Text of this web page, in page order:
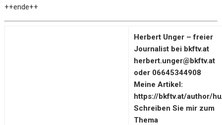
++ende++
Herbert Unger – freier
Journalist bei bkftv.at
herbert.unger@bkftv.at
oder 06645344908
Meine Artikel:
https://bkftv.at/author/
Schreiben Sie mir zum
Thema